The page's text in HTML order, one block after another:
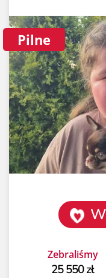
Pilne
Zebraliśmy
25 550 zł